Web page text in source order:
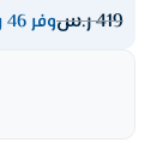
419ر.سوفر 46 ر.س